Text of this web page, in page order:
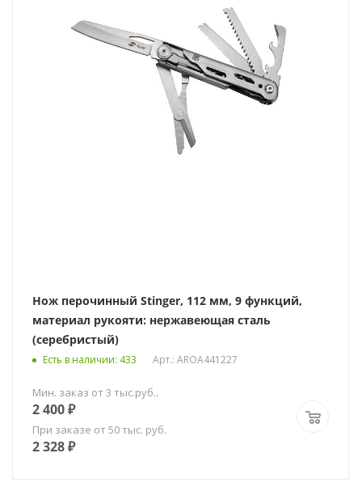
Нож перочинный Stinger, 112 мм, 9 функций,
материал рукояти: нержавеющая сталь
(серебристый)
Есть в наличии: 433 Арт.: AROA441227
Мин. заказ от 3 тыс.руб..
2 400₽
При заказе от 50 тыс. руб.
2 328₽